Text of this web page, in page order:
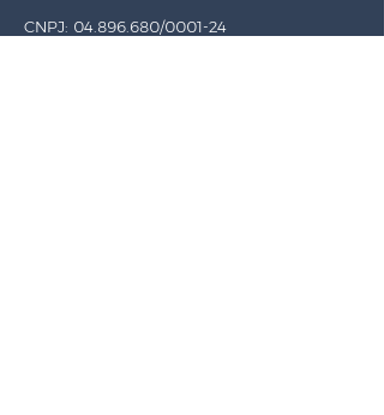
CNPJ: 04.896.680/0001-24